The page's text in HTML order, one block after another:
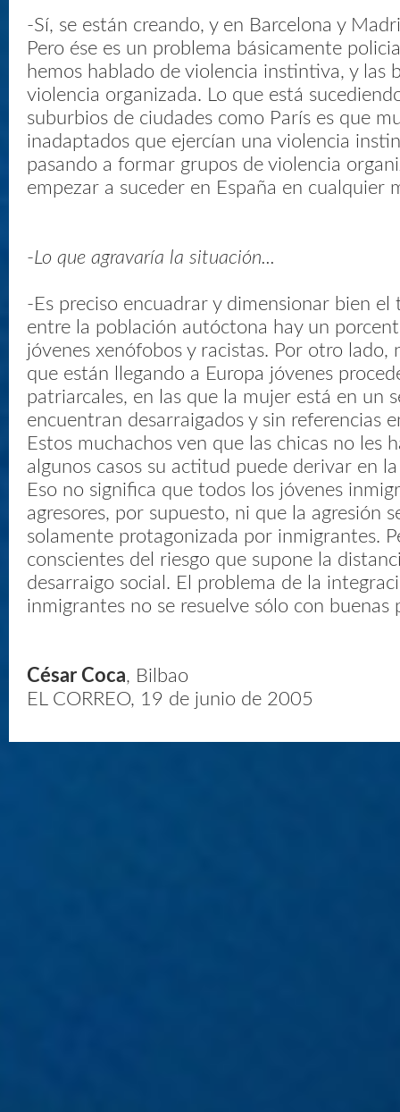
-Sí, se están creando, y en Barcelona y
Pero ése es un problema básicamente
hemos hablado de violencia instintiva, y las
violencia organizada. Lo que está
suburbios de ciudades como París es que
inadaptados que ejercían una violencia
pasando a formar grupos de violencia
empezar a suceder en España en cualquier
-Lo que agravaría la situación...
-Es preciso encuadrar y dimensionar bien el
entre la población autóctona hay un
jóvenes xenófobos y racistas. Por otro lado,
que están llegando a Europa jóvenes
patriarcales, en las que la mujer está en un
encuentran desarraigados y sin referencias
Estos muchachos ven que las chicas no les
algunos casos su actitud puede derivar en
Eso no significa que todos los jóvenes
agresores, por supuesto, ni que la agresión
solamente protagonizada por inmigrantes.
conscientes del riesgo que supone la
desarraigo social. El problema de la
inmigrantes no se resuelve sólo con buenas
César Coca, Bilbao
EL CORREO, 19 de junio de 2005